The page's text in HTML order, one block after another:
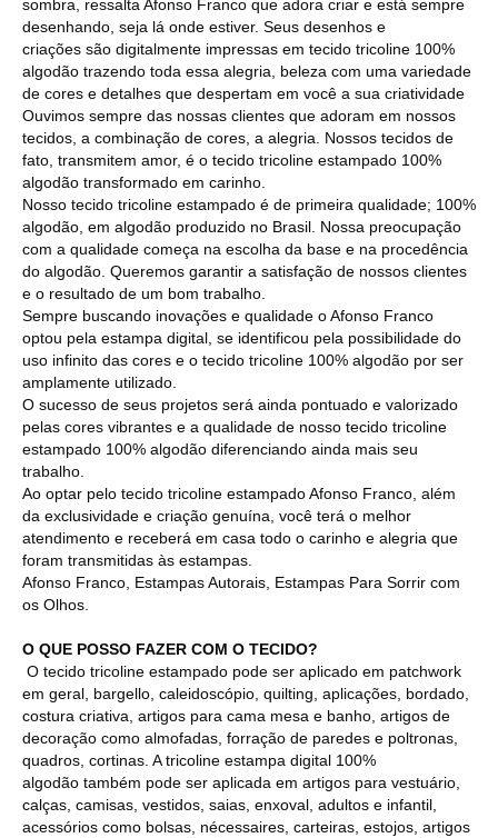
sombra, ressalta Afonso Franco que adora criar e está sempre
desenhando, seja lá onde estiver. Seus desenhos e
criações são digitalmente impressas em tecido tricoline 100%
algodão trazendo toda essa alegria, beleza com uma variedade
de cores e detalhes que despertam em você a sua criatividade
Ouvimos sempre das nossas clientes que adoram em nossos
tecidos, a combinação de cores, a alegria. Nossos tecidos de
fato, transmitem amor, é o tecido tricoline estampado 100%
algodão transformado em carinho.
Nosso tecido tricoline estampado é de primeira qualidade; 100%
algodão, em algodão produzido no Brasil. Nossa preocupação
com a qualidade começa na escolha da base e na procedência
do algodão. Queremos garantir a satisfação de nossos clientes
e o resultado de um bom trabalho.
Sempre buscando inovações e qualidade o Afonso Franco
optou pela estampa digital, se identificou pela possibilidade do
uso infinito das cores e o tecido tricoline 100% algodão por ser
amplamente utilizado.
O sucesso de seus projetos será ainda pontuado e valorizado
pelas cores vibrantes e a qualidade de nosso tecido tricoline
estampado 100% algodão diferenciando ainda mais seu
trabalho.
Ao optar pelo tecido tricoline estampado Afonso Franco, além
da exclusividade e criação genuína, você terá o melhor
atendimento e receberá em casa todo o carinho e alegria que
foram transmitidas às estampas.
Afonso Franco, Estampas Autorais, Estampas Para Sorrir com
os Olhos.
O QUE POSSO FAZER COM O TECIDO?
O tecido tricoline estampado pode ser aplicado em patchwork
em geral, bargello, caleidoscópio, quilting, aplicações, bordado,
costura criativa, artigos para cama mesa e banho, artigos de
decoração como almofadas, forração de paredes e poltronas,
quadros, cortinas. A tricoline estampa digital 100%
algodão também pode ser aplicada em artigos para vestuário,
calças, camisas, vestidos, saias, enxoval, adultos e infantil,
acessórios como bolsas, nécessaires, carteiras, estojos, artigos